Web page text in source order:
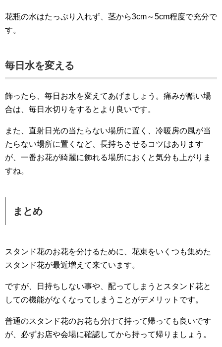
花瓶の水はたっぷり入れず、茎から3cm～5cm程度で充分で
す。
毎日水を変える
飾ったら、毎日お水を変えてあげましょう。痛みが酷い場
合は、毎日水切りをするとより良いです。
また、直射日光の当たらない場所に置く、冷暖房の風が当
たらない場所に置くなど、長持ちさせるコツはあります
が、一番お花が綺麗に飾れる場所におくと気分も上がりま
すね。
まとめ
スタンド花のお花を分けるために、花束をいくつも集めた
スタンド花が最近増えて来ています。
ですが、日持ちしない事や、配ってしまうとスタンド花と
しての機能がなくなってしまうことがデメリットです。
普通のスタンド花のお花も分けて持って帰っても良いです
が、必ずお店や会場に確認してから持って帰りましょう。